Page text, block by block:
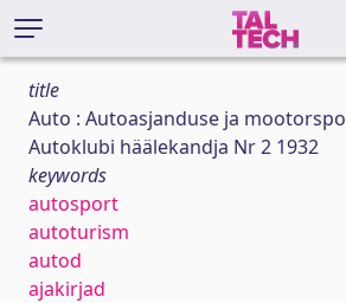
title
Auto : Autoasjanduse ja
Autoklubi häälekandja Nr 2 1932
keywords
autosport
autoturism
autod
ajakirjad